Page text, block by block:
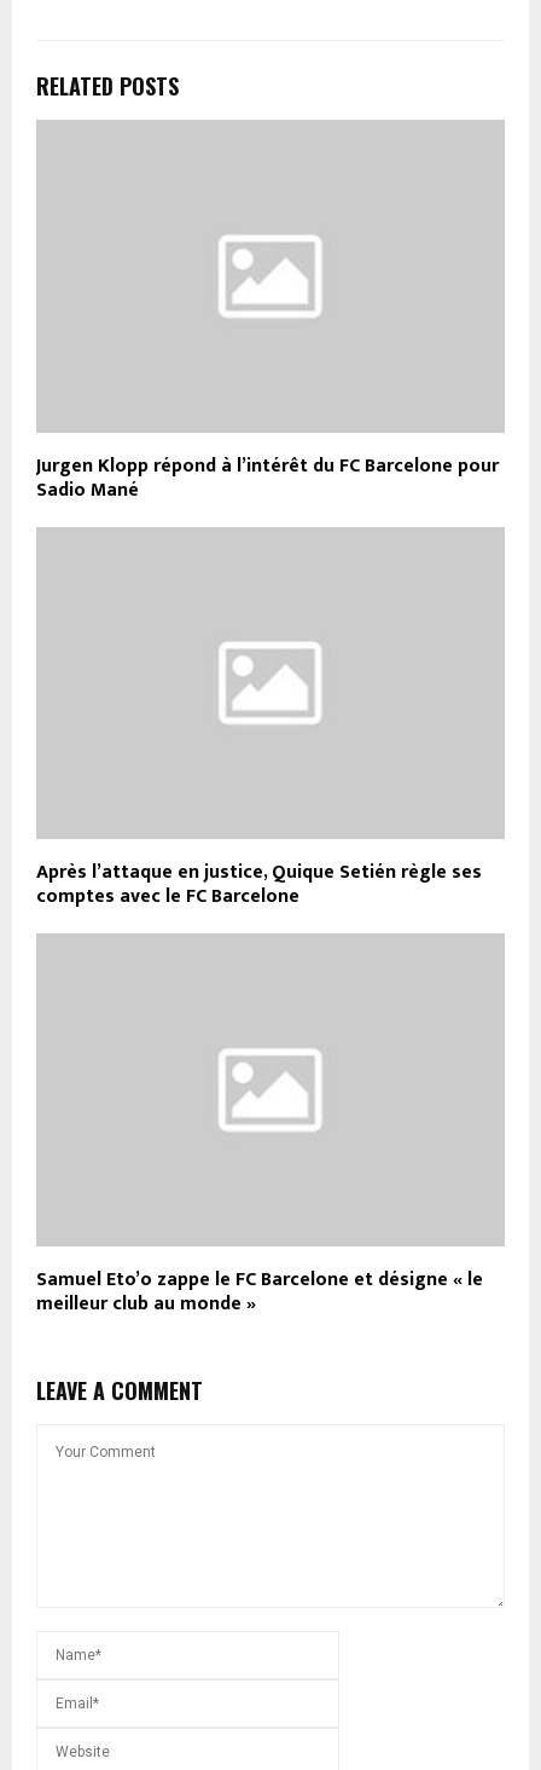
RELATED POSTS
Jurgen Klopp répond à l’intérêt du FC Barcelone pour
Sadio Mané
Après l’attaque en justice, Quique Setién règle ses
comptes avec le FC Barcelone
Samuel Eto’o zappe le FC Barcelone et désigne « le
meilleur club au monde »
LEAVE A COMMENT